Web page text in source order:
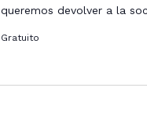
queremos devolver a la
Gratuito